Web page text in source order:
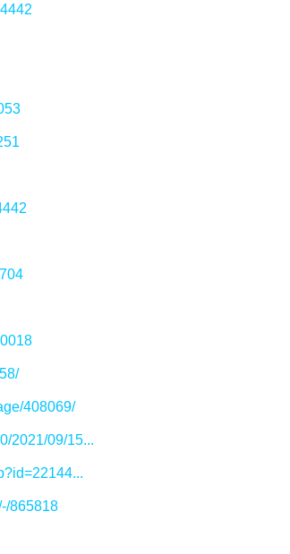
408069/
2021/09/15...
865818